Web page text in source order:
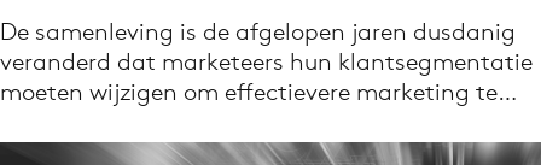
Volg het laatste nieuws via de Adformatie
Nieuws app
De samenleving is de afgelopen jaren dusdanig
veranderd dat marketeers hun klantsegmentatie
moeten wijzigen om effectievere marketing te…